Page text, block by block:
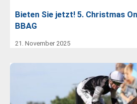
Bieten Sie jetzt! 5. Christmas
BBAG
21. November 2025